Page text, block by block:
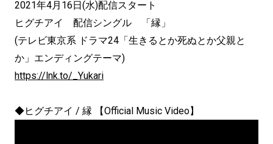
2021年4月16日(水)配信スタート
ヒグチアイ 配信シングル 「縁」
(テレビ東京系 ドラマ24「生きるとか死ぬとか父親と
か」エンディングテーマ)
https://lnk.to/_Yukari
◆ヒグチアイ / 縁 【Official Music Video】